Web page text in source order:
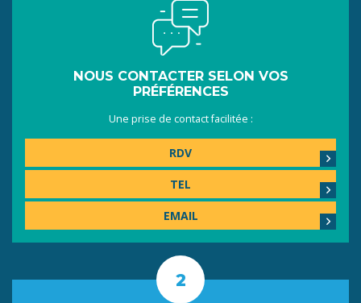
NOUS CONTACTER SELON VOS
PRÉFÉRENCES
Une prise de contact facilitée :
RDV
TEL
EMAIL